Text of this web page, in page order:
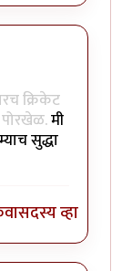
क्रिकेट
मी
सुद्धा
सदस्य व्हा